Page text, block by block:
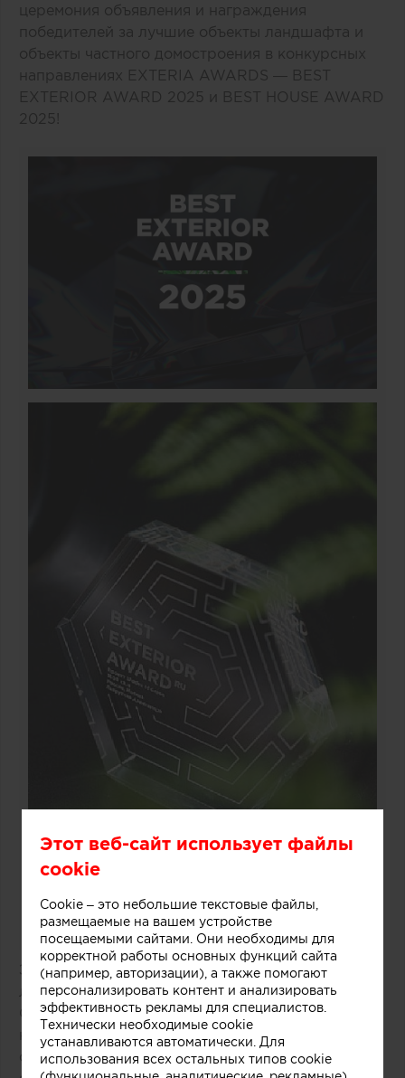
церемония объявления и награждения
победителей за лучшие объекты ландшафта и
объекты частного домостроения в конкурсных
направлениях EXTERIA AWARDS — BEST
EXTERIOR AWARD 2025 и BEST HOUSE AWARD
2025!
Эта премия присуждается за лучшие объекты
ландшафта и дизайна окружающей среды.
Она самая «молодая» в ряду профессиональных
наград BEST RUSSIAN DESIGN AWARDS, и
список номинаций находится в стадии
Этот веб-сайт использует файлы
cookie
Cookie – это небольшие текстовые файлы,
размещаемые на вашем устройстве
посещаемыми сайтами. Они необходимы для
корректной работы основных функций сайта
(например, авторизации), а также помогают
персонализировать контент и анализировать
эффективность рекламы для специалистов.
Технически необходимые cookie
устанавливаются автоматически. Для
использования всех остальных типов cookie